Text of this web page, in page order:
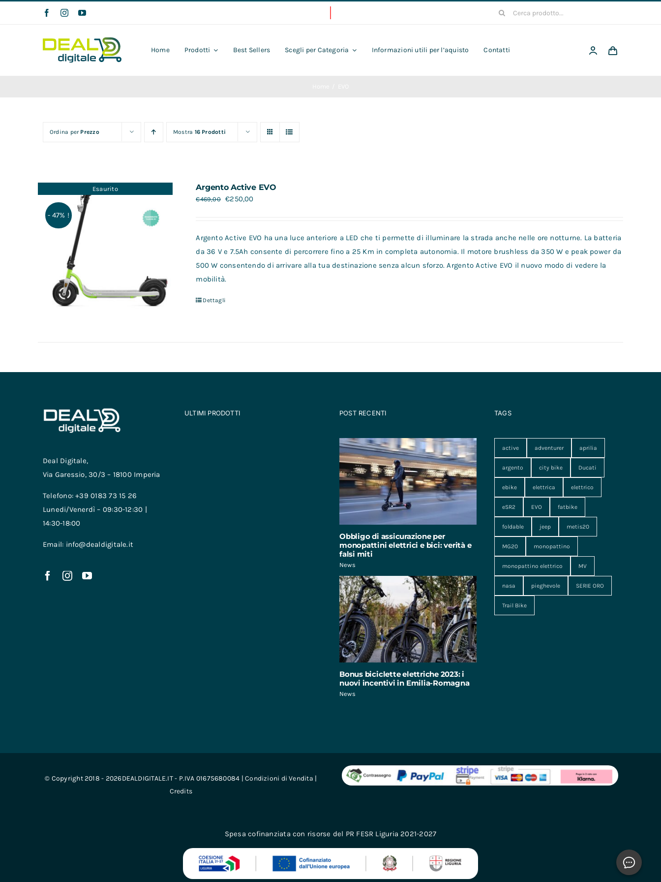
Cerca
Home Prodotti Best Sellers Scegli per Categoria Informazioni utili per l’aquisto Contatti
Ordina per Prezzo Mostra 16 Prodotti
Esaurito
- 47% !
Argento Active EVO
€469,00 €250,00
Argento Active EVO ha una luce anteriore a LED che ti permette di illuminare la strada anche nelle ore notturne. La batteria
da 36 V e 7.5Ah consente di percorrere fino a 25 Km in completa autonomia. Il motore brushless da 350 W e peak power da
500 W consentendo di arrivare alla tua destinazione senza alcun sforzo. Argento Active EVO il nuovo modo di vedere la
mobilità.
Dettagli
Deal Digitale,
Via Garessio, 30/3 – 18100 Imperia
Telefono: +39 0183 73 15 26
Lunedi/Venerdì – 09:30-12:30 |
14:30-18:00
Email: info@dealdigitale.it
ULTIMI PRODOTTI POST RECENTI
Obbligo di assicurazione per
monopattini elettrici e bici: verità e
falsi miti
News
Bonus biciclette elettriche 2023: i
nuovi incentivi in Emilia-Romagna
News
TAGS
active adventurer aprilia
argento city bike Ducati
ebike elettrica elettrico
eSR2 EVO fatbike
foldable jeep metis20
MG20 monopattino
monopattino elettrico MV
nasa pieghevole SERIE ORO
Trail Bike
© Copyright 2018 - 2026DEALDIGITALE.IT - P.IVA 01675680084 |Condizioni di Vendita |
Credits
Spesa cofinanziata con risorse del PR FESR Liguria 2021-2027